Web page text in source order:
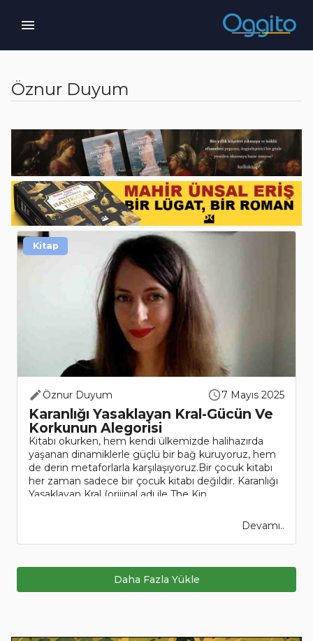
Öznur Duyum
Öznur Duyum 7 Mayıs 2025
Karanlığı Yasaklayan Kral-Gücün Ve
Korkunun Alegorisi
Kitabı okurken, hem kendi ülkemizde halihazırda
yaşanan dinamiklerle güçlü bir bağ kuruyoruz, hem
de derin metaforlarla karşılaşıyoruz.Bir çocuk kitabı
her zaman sadece bir çocuk kitabı değildir. Karanlığı
Yasaklayan Kral (orijinal adı ile The Kin..
Devamı..
Kitap
Daha Fazla Yükle